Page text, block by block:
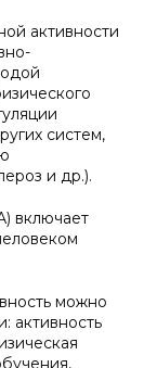
активности
систем,
и др.).
включает
можно
активность